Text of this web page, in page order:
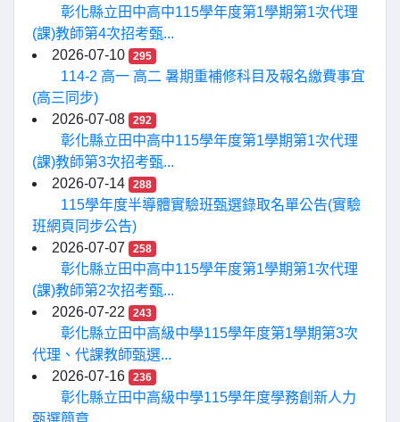
彰化縣立田中高中115學年度第1學期第1次代理
(課)教師第4次招考甄...
2026-07-10
295
114-2 高一 高二 暑期重補修科目及報名繳費事宜
(高三同步)
2026-07-08
292
彰化縣立田中高中115學年度第1學期第1次代理
(課)教師第3次招考甄...
2026-07-14
288
115學年度半導體實驗班甄選錄取名單公告(實驗
班網頁同步公告)
2026-07-07
258
彰化縣立田中高中115學年度第1學期第1次代理
(課)教師第2次招考甄...
2026-07-22
243
彰化縣立田中高級中學115學年度第1學期第3次
代理、代課教師甄選...
2026-07-16
236
彰化縣立田中高級中學115學年度學務創新人力
甄選簡章